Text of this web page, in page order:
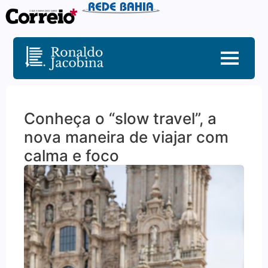
Conheça o “slow travel”, a
nova maneira de viajar com
calma e foco